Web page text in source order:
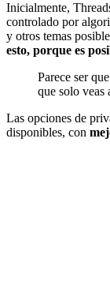
Inicialmente,
controlado por
y otros temas
esto, porque es
Parece ser
que solo veas
Las opciones de
disponibles, con